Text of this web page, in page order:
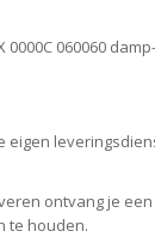
060060
eigen
ontvang je
te houden.